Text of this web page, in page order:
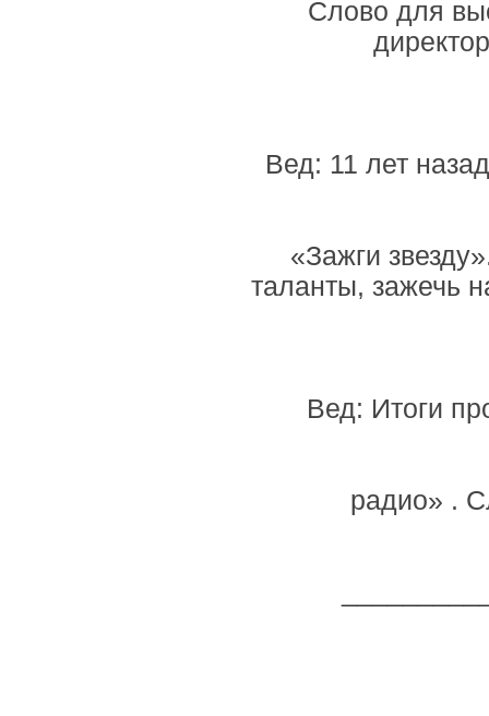
Слово для
Вед: 11 лет
«Зажги
таланты, зажечь
Вед: Итоги
радио» .